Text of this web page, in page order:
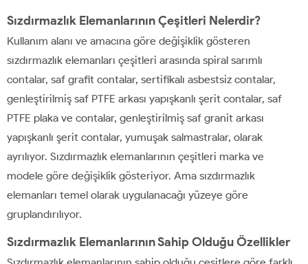
Sızdırmazlık Elemanlarının Çeşitleri Nelerdir?
Kullanım alanı ve amacına göre değişiklik gösteren
sızdırmazlık elemanları çeşitleri arasında spiral sarımlı
contalar, saf grafit contalar, sertifikalı asbestsiz contalar,
genleştirilmiş saf PTFE arkası yapışkanlı şerit contalar, saf
PTFE plaka ve contalar, genleştirilmiş saf granit arkası
yapışkanlı şerit contalar, yumuşak salmastralar, olarak
ayrılıyor. Sızdırmazlık elemanlarının çeşitleri marka ve
modele göre değişiklik gösteriyor. Ama sızdırmazlık
elemanları temel olarak uygulanacağı yüzeye göre
gruplandırılıyor.
Sızdırmazlık Elemanlarının Sahip Olduğu Özellikler